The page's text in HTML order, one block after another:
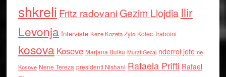
shkreli Fritz radovaniGezim Llojdia Ilir
Levonja Interviste Keze Kozeta Zylo Kolec Traboini
kosova Kosove Marjana Bulku Murat Gecaj nderroi jete ne
Kosove Nene Tereza presidenti Nishani Rafaela Prifti Rafael